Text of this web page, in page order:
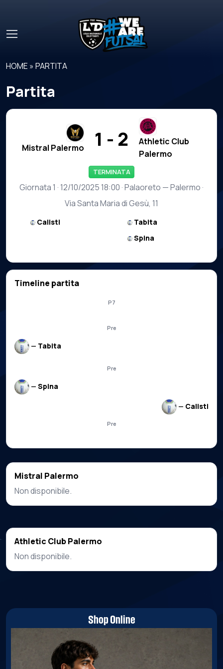
HOME »PARTITA
Partita
Mistral Palermo 1 - 2
Athletic Club
Palermo
TERMINATA
Giornata 1 · 12/10/2025 18:00 · Palaoreto — Palermo ·
Via Santa Maria di Gesù, 11
Calisti
Tabita
Spina
Timeline partita
P7
Pre
— Tabita
Pre
— Spina
— Calisti
Pre
Mistral Palermo
Non disponibile.
Athletic Club Palermo
Non disponibile.
Shop Online